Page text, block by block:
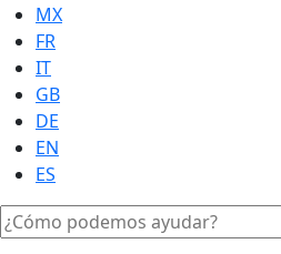
MX
FR
IT
GB
DE
EN
ES